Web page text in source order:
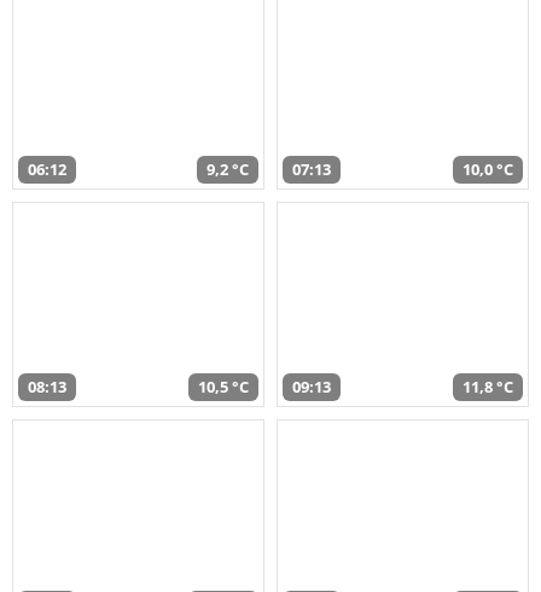
06:12 9,2 °C 07:13 10,0 °C
08:13 10,5 °C 09:13 11,8 °C